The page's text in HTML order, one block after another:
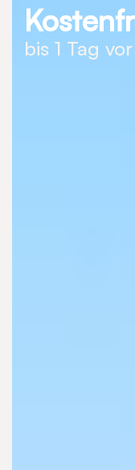
bis 1 Tag